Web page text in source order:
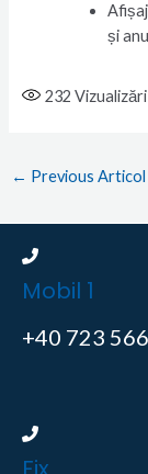
și
232 Vizualizări
← Previous Articol
Mobil 1
+40 723